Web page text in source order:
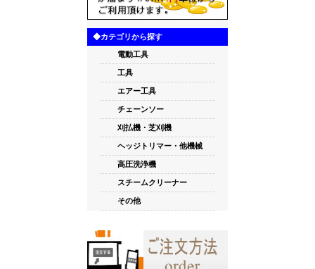
◆カテゴリから探す
電動工具
工具
エアー工具
チェーンソー
刈払機・芝刈機
ヘッジトリマー・他機械
高圧洗浄機
スチームクリーナー
その他